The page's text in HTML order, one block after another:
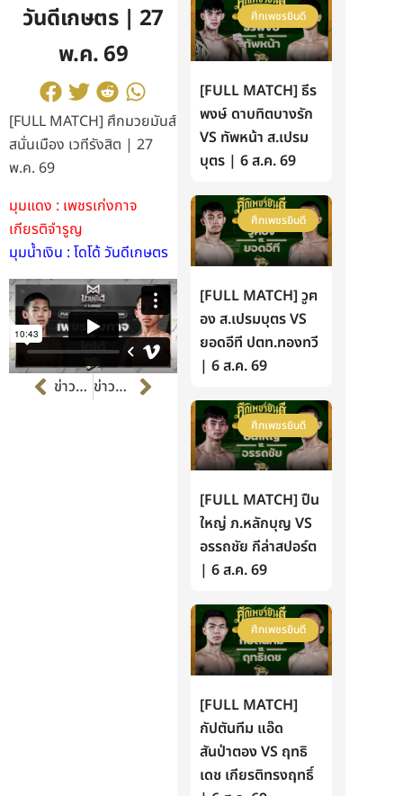
วันดีเกษตร | 27
พ.ค. 69
[FULL MATCH] ศึกมวยมันส์
สนั่นเมือง เวทีรังสิต | 27
พ.ค. 69
มุมแดง : เพชรเก่งกาจ
เกียรติจำรูญ
มุมน้ำเงิน : โดโด้ วันดีเกษตร
Prevข่าวก่อนหน้า ข่าวต่อไป Next
ศึกเพชรยินดี
[FULL MATCH] ธีร
พงษ์ ดาบทิตบางรัก
VS ทัพหน้า ส.เปรม
บุตร | 6 ส.ค. 69
ศึกเพชรยินดี
[FULL MATCH] วูฅ
อง ส.เปรมบุตร VS
ยอดอีที ปตท.ทองทวี
| 6 ส.ค. 69
ศึกเพชรยินดี
[FULL MATCH] ปืน
ใหญ่ ภ.หลักบุญ VS
อรรถชัย กีล่าสปอร์ต
| 6 ส.ค. 69
ศึกเพชรยินดี
[FULL MATCH]
กัปตันทีม แอ๊ด
สันป่าตอง VS ฤทธิ
เดช เกียรติทรงฤทธิ์